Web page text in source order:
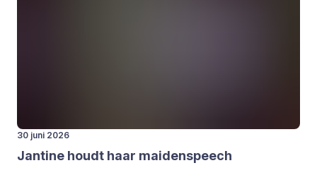
30 juni 2026
Jan­ti­ne houdt haar mai­den­speech